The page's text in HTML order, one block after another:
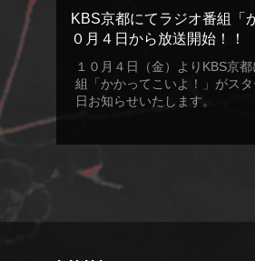
KBS京都にてラジオ番組「
０月４日から放送開始！！
１０月４日（金）よりKBS京
組「かかってこいよ！」がス
日お知らせいたします。